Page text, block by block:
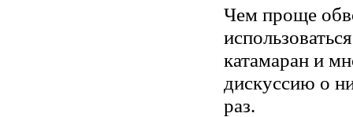
Чем проще
катамаран и
дискуссию о
раз.